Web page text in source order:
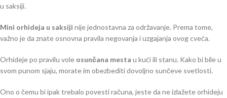
u saksiji.
Mini orhideja u saksiji nije jednostavna za održavanje. Prema tome,
važno je da znate osnovna pravila negovanja i uzgajanja ovog cveća.
Orhideje po pravilu vole osunčana mesta u kući ili stanu. Kako bi bile u
svom punom sjaju, morate im obezbediti dovoljno sunčeve svetlosti.
Ono o čemu bi ipak trebalo povesti računa, jeste da ne izlažete orhideju